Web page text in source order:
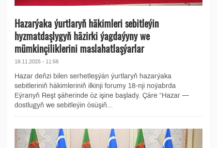
Hazarýaka ýurtlaryň häkimleri sebitleýin
hyzmatdaşlygyň häzirki ýagdaýyny we
mümkinçiliklerini maslahatlaşýarlar
19.11.2025 - 11:56
Hazar deňzi bilen serhetleşýän ýurtlaryň hazarýaka
sebitleriniň häkimleriniň ilkinji forumy 18-nji noýabrda
Eýranyň Reşt şäherinde öz işine başlady. Çäre “Hazar —
dostlugyň we sebitleýin ösüşiň...